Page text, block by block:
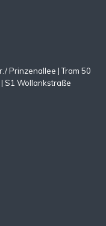
Prinzenallee | Tram 50
S1 Wollankstraße